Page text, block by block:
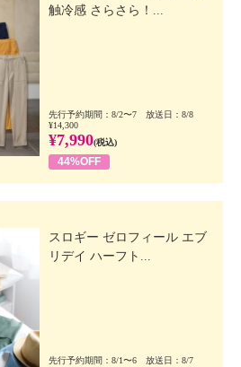
触冷感 さらさら！...
先行予約期間：8/2〜7 放送日：8/8
¥14,300
¥7,990(税込)
44%OFF
スロギー ゼロフィール エブ
リデイ ハーフト...
先行予約期間：8/1〜6 放送日：8/7